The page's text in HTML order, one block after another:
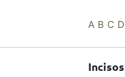
A B C D
Incisos